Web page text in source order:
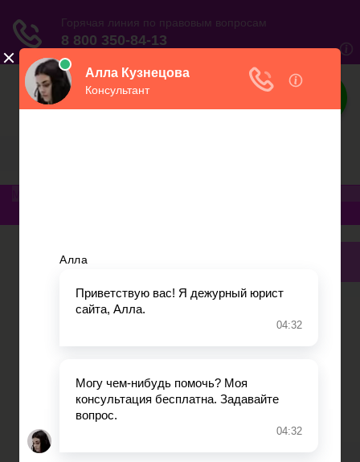
Юриспруденция
Финансовое дело
Банковское дело
Главная
Финансовое дело
Банковское дело
Вопросы и ответы